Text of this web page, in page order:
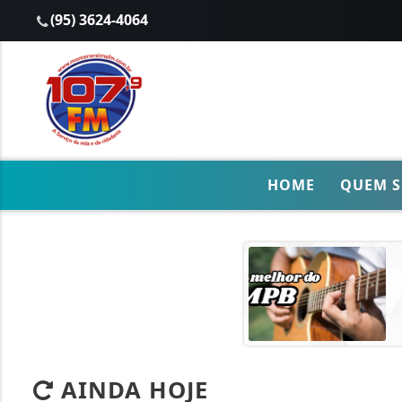
(95) 3624-4064
HOME QUEM
AINDA HOJE